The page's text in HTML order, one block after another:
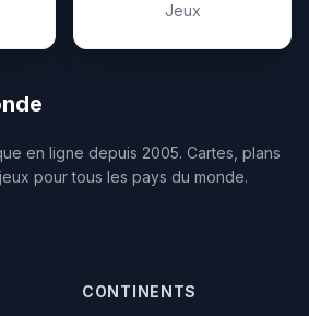
Jeux
en ligne depuis 2005. Cartes, plans
pour tous les pays du monde.
CONTINENTS